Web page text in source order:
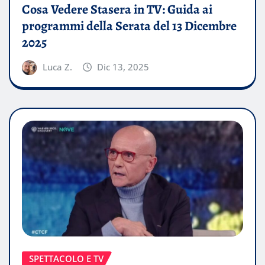
Cosa Vedere Stasera in TV: Guida ai
programmi della Serata del 13 Dicembre
2025
Luca Z. Dic 13, 2025
SPETTACOLO E TV